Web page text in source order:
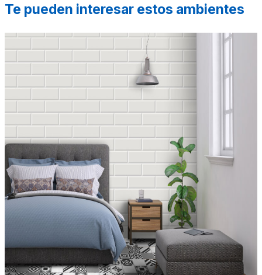
Te pueden interesar estos ambientes